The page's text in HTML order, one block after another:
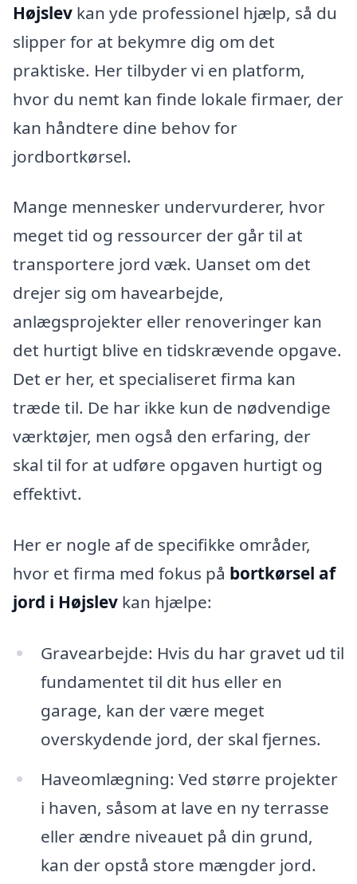
Højslev kan yde professionel hjælp, så du
slipper for at bekymre dig om det
praktiske. Her tilbyder vi en platform,
hvor du nemt kan finde lokale firmaer, der
kan håndtere dine behov for
jordbortkørsel.
Mange mennesker undervurderer, hvor
meget tid og ressourcer der går til at
transportere jord væk. Uanset om det
drejer sig om havearbejde,
anlægsprojekter eller renoveringer kan
det hurtigt blive en tidskrævende opgave.
Det er her, et specialiseret firma kan
træde til. De har ikke kun de nødvendige
værktøjer, men også den erfaring, der
skal til for at udføre opgaven hurtigt og
effektivt.
Her er nogle af de specifikke områder,
hvor et firma med fokus på bortkørsel af
jord i Højslev kan hjælpe:
Gravearbejde: Hvis du har gravet ud til
fundamentet til dit hus eller en
garage, kan der være meget
overskydende jord, der skal fjernes.
Haveomlægning: Ved større projekter
i haven, såsom at lave en ny terrasse
eller ændre niveauet på din grund,
kan der opstå store mængder jord.